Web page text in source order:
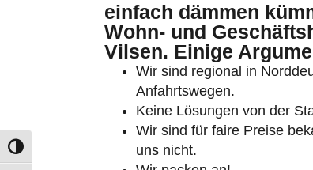
Umschalten auf hohe Kontrasteeinfach dämmen
Wohn- und
Vilsen. Einige
Wir sind regional in
Anfahrtswegen.
Keine Lösungen von der
Wir sind für faire Preise
uns nicht.